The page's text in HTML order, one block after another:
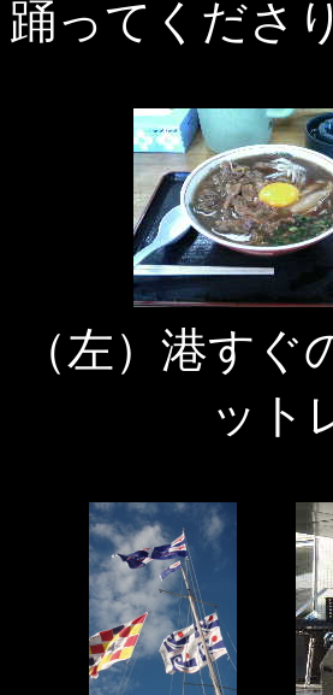
踊ってくださ
（左）港す
ット